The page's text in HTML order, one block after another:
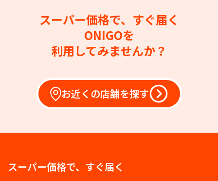
スーパー価格で、すぐ届く
ONIGOを
利用してみませんか？
お近くの店舗を探す
スーパー価格で、すぐ届く